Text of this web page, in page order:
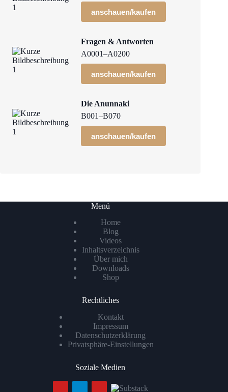
anschauen/kaufen
Fragen & Antworten
A0001–A0200
anschauen/kaufen
Die Anunnaki
B001–B070
anschauen/kaufen
Menü
Home
Blog
Videos
Inhaltsverzeichnis
Über mich
Downloads
Shop
Rechtliches
Kontakt
Impressum
Datenschutzerklärung
Privatsphäre-Einstellungen
Soziale Medien